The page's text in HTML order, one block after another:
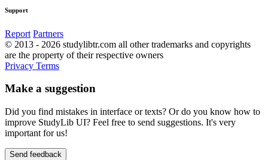
Support
Report Partners
© 2013 - 2026 studylibtr.com all other trademarks and copyrights
are the property of their respective owners
Privacy Terms
Make a suggestion
Did you find mistakes in interface or texts? Or do you know how to
improve StudyLib UI? Feel free to send suggestions. It's very
important for us!
Send feedback